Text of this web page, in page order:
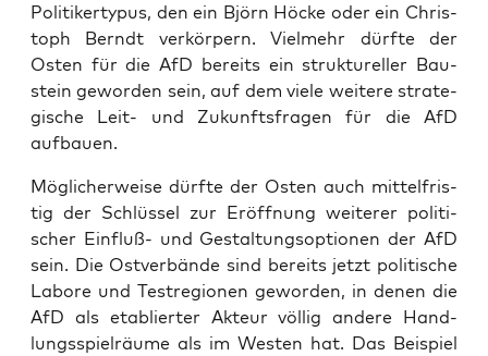
Poli­ti­ker­ty­pus, den ein Björn Höcke oder ein Chris­
toph Berndt ver­kör­pern. Viel­mehr dürf­te der
Osten für die AfD bereits ein struk­tu­rel­ler Bau­
stein gewor­den sein, auf dem vie­le wei­te­re stra­te­
gi­sche Leit- und Zukunfts­fra­gen für die AfD
aufbauen.
Mög­li­cher­wei­se dürf­te der Osten auch mit­tel­fris­
tig der Schlüs­sel zur Eröff­nung wei­te­rer poli­ti­
scher Ein­fluß- und Gestal­tungs­op­tio­nen der AfD
sein. Die Ost­ver­bän­de sind bereits jetzt poli­ti­sche
Labo­re und Test­re­gio­nen gewor­den, in denen die
AfD als eta­blier­ter Akteur völ­lig ande­re Hand­
lungs­spiel­räu­me als im Wes­ten hat. Das Bei­spiel